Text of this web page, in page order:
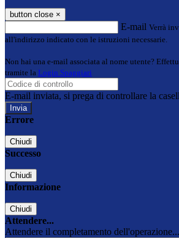
button close ×
E-mail Verrà
all'indirizzo indicato con le istruzioni necessarie.
Non hai una e-mail associata al nome utente?
tramite la Login Spaggiari
E-mail inviata, si prega di controllare la
Errore
Chiudi
Successo
Chiudi
Informazione
Chiudi
Attendere...
Attendere il completamento dell'operazione...